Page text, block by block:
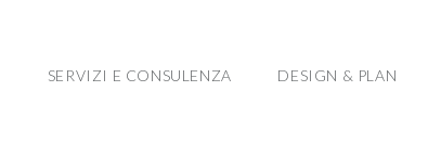
SERVIZI E CONSULENZA DESIGN & PLAN